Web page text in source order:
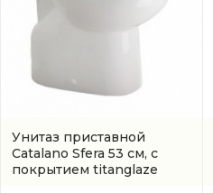
Унитаз приставной
Catalano Sfera 53 см, с
покрытием titanglaze